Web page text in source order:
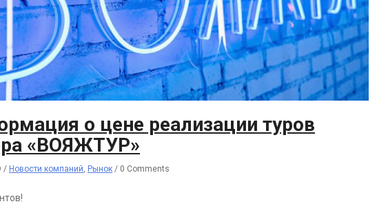
о цене реализации туров
«ВОЯЖТУР»
/ Новости компаний Рынок / 0 Comments